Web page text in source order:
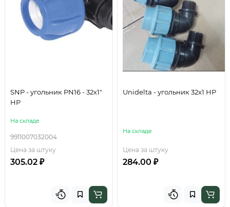
SNP - угольник PN16 - 32х1"
НР
На складе
9911007032004
Цена за штуку
305.02 ₽
Unidelta - угольник 32х1 НР
На складе
Цена за штуку
284.00 ₽